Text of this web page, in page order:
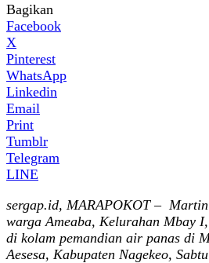
Bagikan
Facebook
X
Pinterest
WhatsApp
Linkedin
Email
Print
Tumblr
Telegram
LINE
sergap.id, MARAPOKOT –
warga Ameaba, Kelurahan Mbay
di kolam pemandian air panas di
Aesesa, Kabupaten Nagekeo,